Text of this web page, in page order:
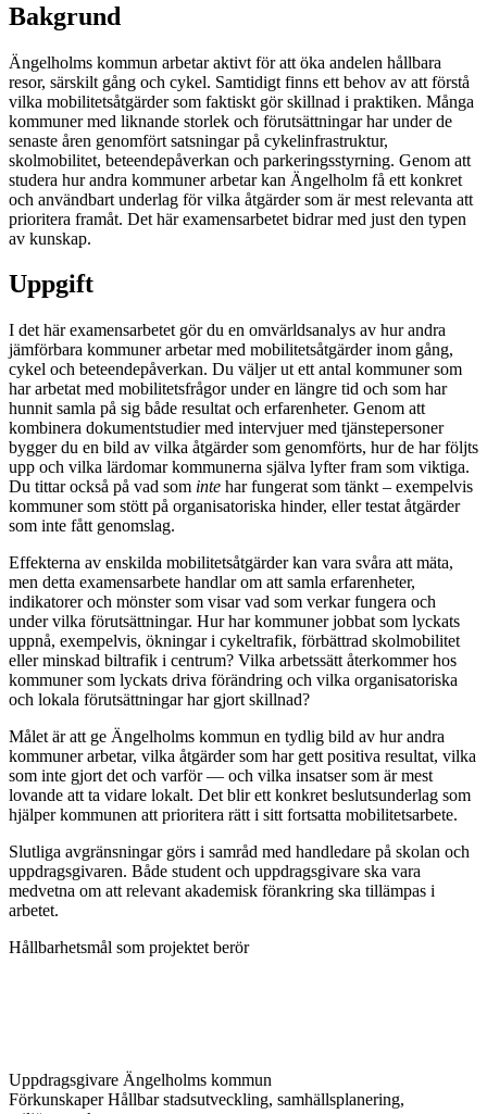
Bakgrund
Ängelholms kommun arbetar aktivt för att öka andelen hållbara
resor, särskilt gång och cykel. Samtidigt finns ett behov av att förstå
vilka mobilitetsåtgärder som faktiskt gör skillnad i praktiken. Många
kommuner med liknande storlek och förutsättningar har under de
senaste åren genomfört satsningar på cykelinfrastruktur,
skolmobilitet, beteendepåverkan och parkeringsstyrning. Genom att
studera hur andra kommuner arbetar kan Ängelholm få ett konkret
och användbart underlag för vilka åtgärder som är mest relevanta att
prioritera framåt. Det här examensarbetet bidrar med just den typen
av kunskap.
Uppgift
I det här examensarbetet gör du en omvärldsanalys av hur andra
jämförbara kommuner arbetar med mobilitetsåtgärder inom gång,
cykel och beteendepåverkan. Du väljer ut ett antal kommuner som
har arbetat med mobilitetsfrågor under en längre tid och som har
hunnit samla på sig både resultat och erfarenheter. Genom att
kombinera dokumentstudier med intervjuer med tjänstepersoner
bygger du en bild av vilka åtgärder som genomförts, hur de har följts
upp och vilka lärdomar kommunerna själva lyfter fram som viktiga.
Du tittar också på vad som inte har fungerat som tänkt – exempelvis
kommuner som stött på organisatoriska hinder, eller testat åtgärder
som inte fått genomslag.
Effekterna av enskilda mobilitetsåtgärder kan vara svåra att mäta,
men detta examensarbete handlar om att samla erfarenheter,
indikatorer och mönster som visar vad som verkar fungera och
under vilka förutsättningar. Hur har kommuner jobbat som lyckats
uppnå, exempelvis, ökningar i cykeltrafik, förbättrad skolmobilitet
eller minskad biltrafik i centrum? Vilka arbetssätt återkommer hos
kommuner som lyckats driva förändring och vilka organisatoriska
och lokala förutsättningar har gjort skillnad?
Målet är att ge Ängelholms kommun en tydlig bild av hur andra
kommuner arbetar, vilka åtgärder som har gett positiva resultat, vilka
som inte gjort det och varför — och vilka insatser som är mest
lovande att ta vidare lokalt. Det blir ett konkret beslutsunderlag som
hjälper kommunen att prioritera rätt i sitt fortsatta mobilitetsarbete.
Slutliga avgränsningar görs i samråd med handledare på skolan och
uppdragsgivaren. Både student och uppdragsgivare ska vara
medvetna om att relevant akademisk förankring ska tillämpas i
arbetet.
Hållbarhetsmål som projektet berör
Uppdragsgivare Ängelholms kommun
Förkunskaper Hållbar stadsutveckling, samhällsplanering,